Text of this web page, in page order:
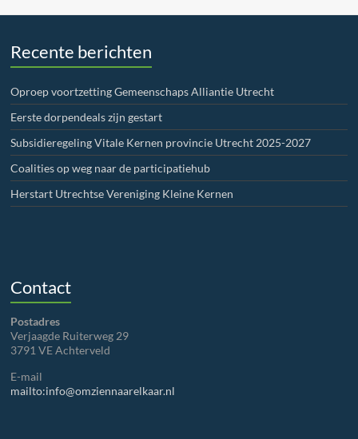
Recente berichten
Oproep voortzetting Gemeenschaps Alliantie Utrecht
Eerste dorpendeals zijn gestart
Subsidieregeling Vitale Kernen provincie Utrecht 2025-2027
Coalities op weg naar de participatiehub
Herstart Utrechtse Vereniging Kleine Kernen
Contact
Postadres
Verjaagde Ruiterweg 29
3791 VE Achterveld
E-mail
mailto:info@omziennaarelkaar.nl